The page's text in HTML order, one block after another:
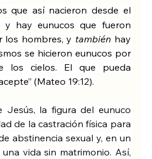
que así nacieron desde el
y hay eunucos que fueron
los hombres, y también hay
se hicieron eunucos por
los cielos. El que pueda
(Mateo 19:12).
Jesús, la figura del eunuco
de la castración física para
abstinencia sexual y, en un
vida sin matrimonio. Así,